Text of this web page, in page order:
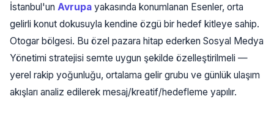
İstanbul'un Avrupa yakasında konumlanan Esenler, orta
gelirli konut dokusuyla kendine özgü bir hedef kitleye sahip.
Otogar bölgesi. Bu özel pazara hitap ederken Sosyal Medya
Yönetimi stratejisi semte uygun şekilde özelleştirilmeli —
yerel rakip yoğunluğu, ortalama gelir grubu ve günlük ulaşım
akışları analiz edilerek mesaj/kreatif/hedefleme yapılır.